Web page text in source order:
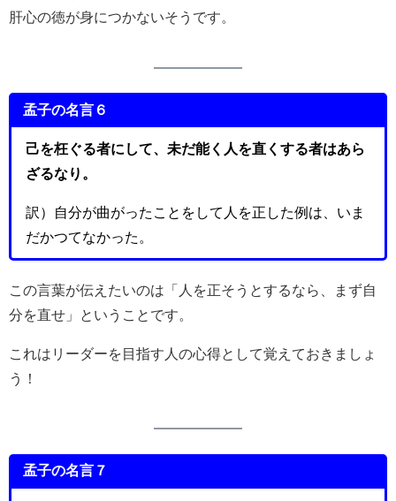
肝心の徳が身につかないそうです。
孟子の名言６
己を枉ぐる者にして、未だ能く人を直くする者はあら
ざるなり。
訳）自分が曲がったことをして人を正した例は、いま
だかつてなかった。
この言葉が伝えたいのは「人を正そうとするなら、まず自
分を直せ」ということです。
これはリーダーを目指す人の心得として覚えておきましょ
う！
孟子の名言７